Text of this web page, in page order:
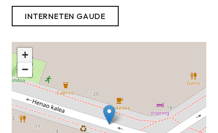
INTERNETEN GAUDE
+
−